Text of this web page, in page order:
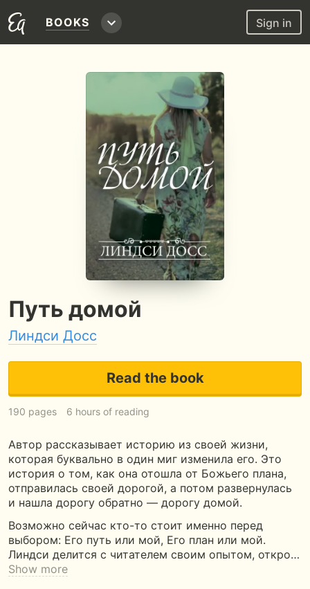
BOOKS Sign in
Путь домой
Линдси Досс
Read the book
190 pages 6 hours of reading
Автор рассказывает историю из своей жизни,
которая буквально в один миг изменила его. Это
история о том, как она отошла от Божьего плана,
отправилась своей дорогой, а потом развернулась
и нашла дорогу обратно — дорогу домой.
Возможно сейчас кто-то стоит именно перед
выбором: Его путь или мой, Его план или мой.
Линдси делится с читателем своим опытом, откро…
Show more